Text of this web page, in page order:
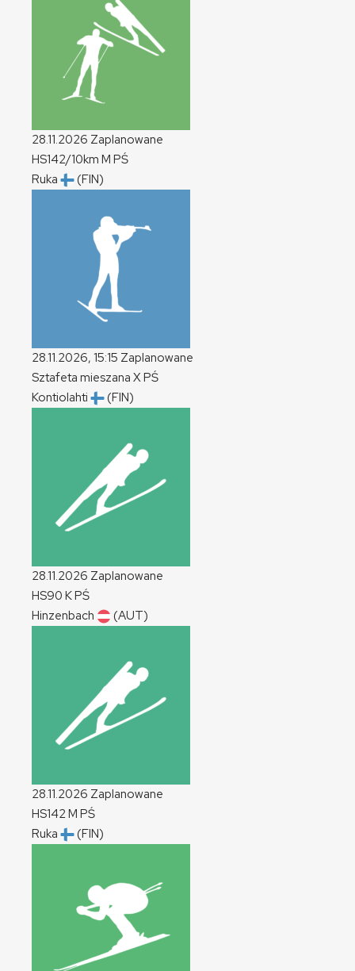
28.11.2026 Zaplanowane
HS142/10km M PŚ
Ruka
(FIN)
28.11.2026, 15:15 Zaplanowane
Sztafeta mieszana XPŚ
Kontiolahti
(FIN)
28.11.2026 Zaplanowane
HS90 KPŚ
Hinzenbach
(AUT)
28.11.2026 Zaplanowane
HS142M PŚ
Ruka
(FIN)